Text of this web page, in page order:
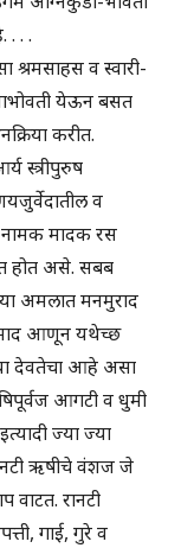
. . .
श्रमसाहस व स्वारी-
येऊन बसत
करीत.
स्त्रीपुरुष
व
नामक मादक रस
होत असे. सबब
अमलात मनमुराद
माद आणून यथेच्छ
देवतेचा आहे असा
आगटी व धुमी
ज्या ज्या
ऋषीचे वंशज जे
रानटी
गाई, गुरे व